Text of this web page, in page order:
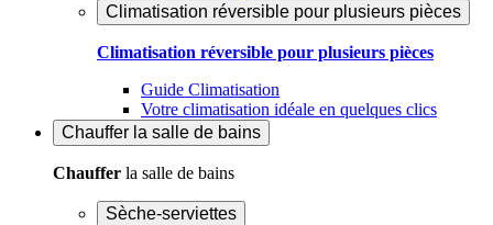
Climatisation réversible pour plusieurs pièces
Climatisation réversible pour plusieurs pièces
Guide Climatisation
Votre climatisation idéale en quelques clics
Chauffer la salle de bains
Chauffer la salle de bains
Sèche-serviettes